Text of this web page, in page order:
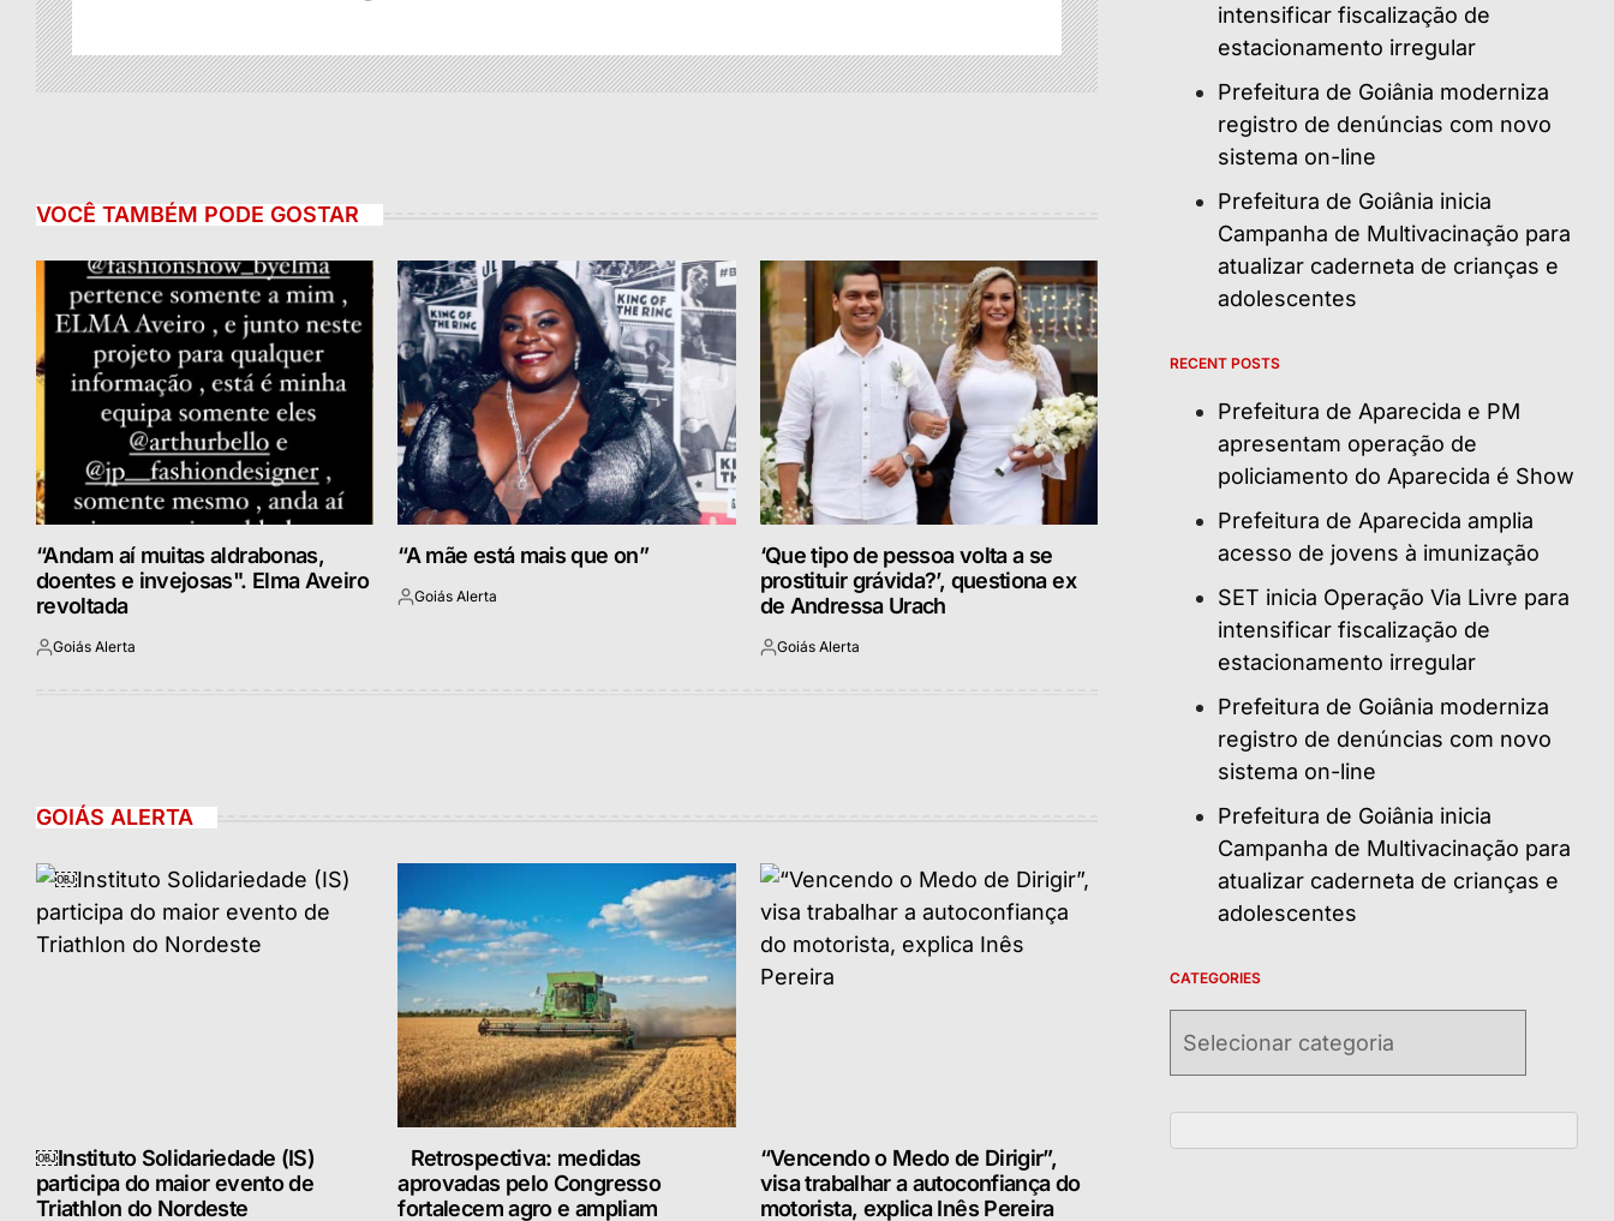
VOCÊ TAMBÉM PODE GOSTAR
“Andam aí muitas aldrabonas,
doentes e invejosas". Elma Aveiro
revoltada
Postado
Goiás Alerta
“A mãe está mais que on”
Postado
Goiás Alerta
‘Que tipo de pessoa volta a se
prostituir grávida?’, questiona ex
de Andressa Urach
Postado
Goiás Alerta
GOIÁS ALERTA
￼Instituto Solidariedade (IS)
participa do maior evento de
Triathlon do Nordeste
Retrospectiva: medidas
aprovadas pelo Congresso
fortalecem agro e ampliam
“Vencendo o Medo de Dirigir”,
visa trabalhar a autoconfiança do
motorista, explica Inês Pereira
intensificar fiscalização de
estacionamento irregular
Prefeitura de Goiânia moderniza
registro de denúncias com novo
sistema on-line
Prefeitura de Goiânia inicia
Campanha de Multivacinação para
atualizar caderneta de crianças e
adolescentes
RECENT POSTS
Prefeitura de Aparecida e PM
apresentam operação de
policiamento do Aparecida é Show
Prefeitura de Aparecida amplia
acesso de jovens à imunização
SET inicia Operação Via Livre para
intensificar fiscalização de
estacionamento irregular
Prefeitura de Goiânia moderniza
registro de denúncias com novo
sistema on-line
Prefeitura de Goiânia inicia
Campanha de Multivacinação para
atualizar caderneta de crianças e
adolescentes
CATEGORIES